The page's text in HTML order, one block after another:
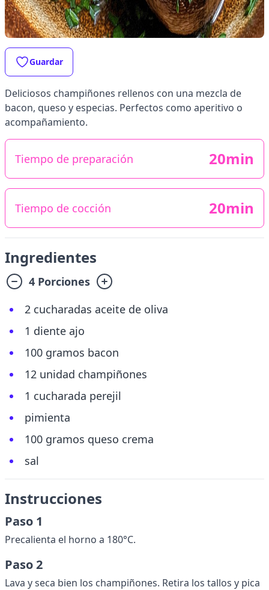
Guardar
Deliciosos champiñones rellenos con una mezcla de
bacon, queso y especias. Perfectos como aperitivo o
acompañamiento.
Tiempo de preparación 20min
Tiempo de cocción 20min
Ingredientes
4 Porciones
2 cucharadas aceite de oliva
1 diente ajo
100 gramos bacon
12 unidad champiñones
1 cucharada perejil
pimienta
100 gramos queso crema
sal
Instrucciones
Paso 1
Precalienta el horno a 180°C.
Paso 2
Lava y seca bien los champiñones. Retira los tallos y pica